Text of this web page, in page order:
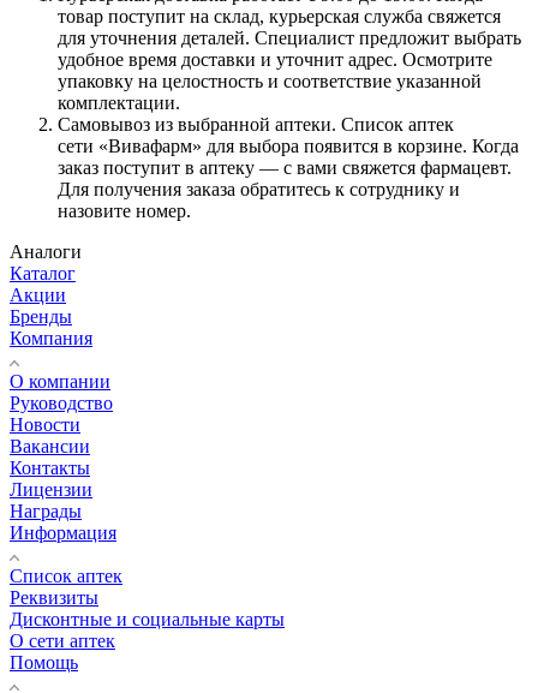
товар поступит на склад, курьерская служба свяжется
для уточнения деталей. Специалист предложит выбрать
удобное время доставки и уточнит адрес. Осмотрите
упаковку на целостность и соответствие указанной
комплектации.
Самовывоз из выбранной аптеки. Список аптек
сети «Вивафарм» для выбора появится в корзине. Когда
заказ поступит в аптеку — с вами свяжется фармацевт.
Для получения заказа обратитесь к сотруднику и
назовите номер.
Аналоги
Каталог
Акции
Бренды
Компания
О компании
Руководство
Новости
Вакансии
Контакты
Лицензии
Награды
Информация
Список аптек
Реквизиты
Дисконтные и социальные карты
О сети аптек
Помощь